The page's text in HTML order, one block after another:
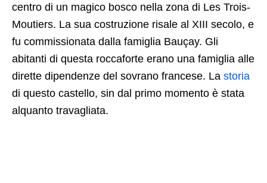
centro di un magico bosco nella zona di Les Trois-
Moutiers. La sua costruzione risale al XIII secolo, e
fu commissionata dalla famiglia Bauçay. Gli
abitanti di questa roccaforte erano una famiglia alle
dirette dipendenze del sovrano francese. La storia
di questo castello, sin dal primo momento è stata
alquanto travagliata.